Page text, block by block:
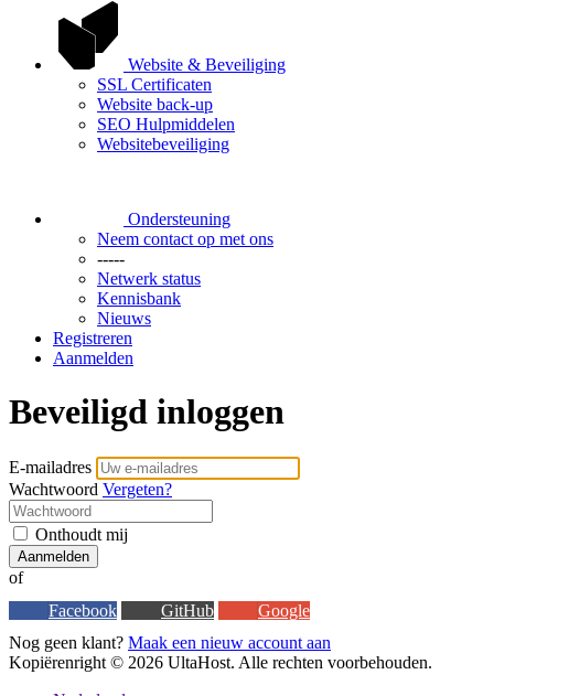
Website & Beveiliging
SSL Certificaten
Website back-up
SEO Hulpmiddelen
Websitebeveiliging
Ondersteuning
Neem contact op met ons
-----
Netwerk status
Kennisbank
Nieuws
Registreren
Aanmelden
Beveiligd inloggen
E-mailadres
Wachtwoord Vergeten?
Onthoudt mij
Aanmelden
of
Facebook
GitHub
Google
Nog geen klant? Maak een nieuw account aan
Kopiërenright © 2026 UltaHost. Alle rechten voorbehouden.